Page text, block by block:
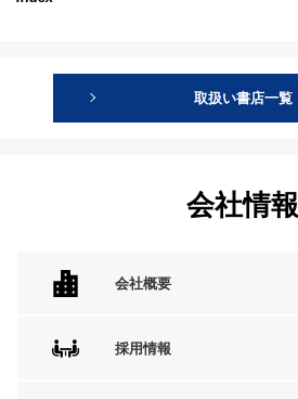
取扱い書店一覧
会社情報
会社概要
採用情報